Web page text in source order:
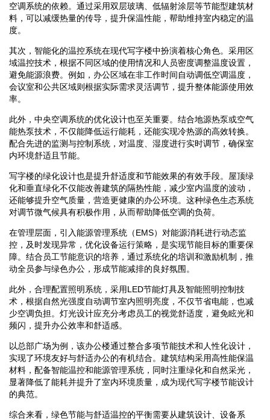
空调系统的依赖。通过采用双层玻璃、低辐射涂层等节能型建筑材
料，可以减缓热量的传导，提升保温性能，帮助维持室内稳定的温
度。
其次，智能化的温控系统在现代写字楼中扮演着核心角色。采用区
域温控技术，根据不同区域的使用情况和人员密度调整温度设置，
避免能源浪费。例如，办公区域在非工作时间自动调低空调温度，
会议室和公共区域则根据实际需求灵活调节，提升整体能源使用效
率。
此外，中央空调系统的优化设计也至关重要。结合地源热泵或空气
能热泵技术，不仅能降低运行能耗，还能实现冷热源的高效转换。
配合先进的监测与控制系统，对温度、湿度进行实时调节，确保室
内环境舒适且节能。
写字楼的绿化设计也是提升舒适度和节能效果的有效手段。屋顶绿
化和垂直绿化不仅能改善建筑的隔热性能，减少室内温度的波动，
还能够提升空气质量，营造更健康的办公环境。这种绿色生态系统
对调节微气候具有积极作用，从而帮助降低空调的负荷。
在管理层面，引入能源管理系统（EMS）对能源消耗进行动态监
控，及时发现异常，优化设备运行策略，是实现节能目标的重要保
障。结合员工节能意识的培养，通过系统化的培训和激励机制，推
动全员参与绿色办公，形成节能减排的良好氛围。
此外，合理配置照明系统，采用LED节能灯具及智能照明控制技
术，根据自然光强度自动调节室内照明亮度，不仅节省电能，也减
少空调负担。灯光设计应充分考虑员工的视觉舒适度，避免眩光和
频闪，提升办公效率和舒适感。
以总部广场为例，该办公楼通过整合多项节能技术和人性化设计，
实现了环境友好与舒适办公的有机结合。建筑结构采用高性能保温
材料，配备智能温控和能源管理系统，同时注重绿化和自然采光，
显著降低了能耗并提升了室内环境质量，成为现代写字楼节能设计
的典范。
综合来看，绿色节能与舒适温控的平衡需要从建筑设计、设备系